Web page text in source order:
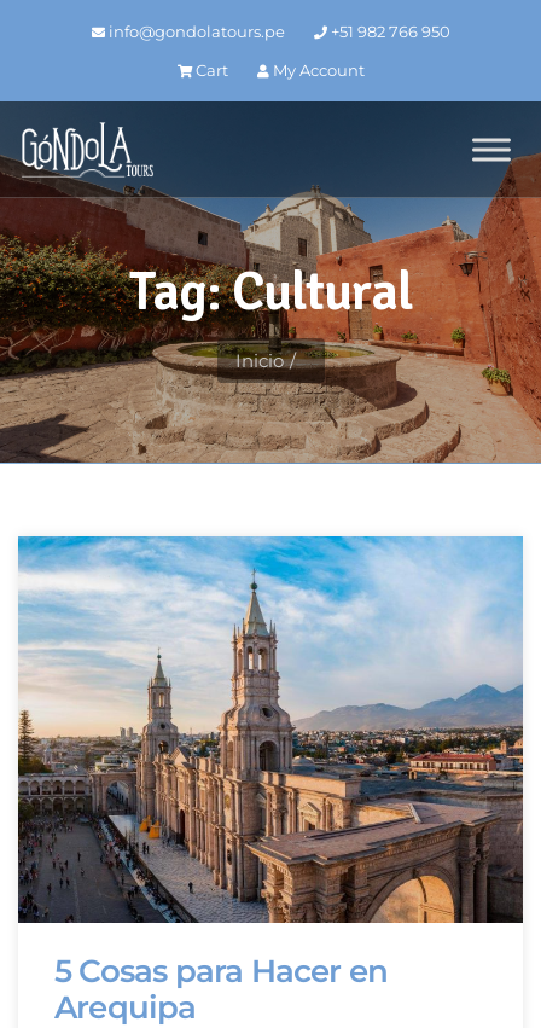
info@gondolatours.pe
+51 982 766 950
Cart
My Account
Tag: Cultural
Inicio
5 Cosas para Hacer en
Arequipa